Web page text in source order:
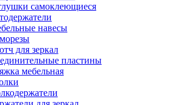
самоклеющиеся
навесы
для зеркал
пластины
мебельная